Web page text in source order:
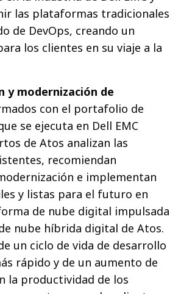
las plataformas tradicionales
de DevOps, creando un
los clientes en su viaje a la
y modernización de
con el portafolio de
se ejecuta en Dell EMC
de Atos analizan las
recomiendan
e implementan
y listas para el futuro en
de nube digital impulsada
nube híbrida digital de Atos.
un ciclo de vida de desarrollo
rápido y de un aumento de
la productividad de los